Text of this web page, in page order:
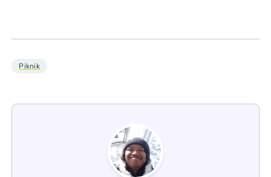
Piknik